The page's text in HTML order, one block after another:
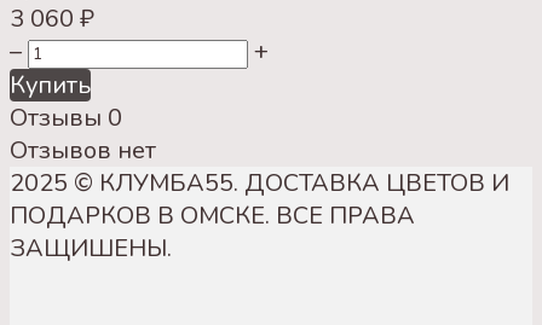
3 060 ₽
–
+
Купить
Отзывы 0
Отзывов нет
2025 © КЛУМБА55. ДОСТАВКА ЦВЕТОВ И
ПОДАРКОВ В ОМСКЕ. ВСЕ ПРАВА
ЗАЩИШЕНЫ.